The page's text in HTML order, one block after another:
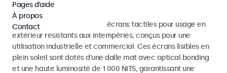
extérieur
Découvrez nos moniteurs et écrans tactiles pour usage en
extérieur résistants aux intempéries, conçus pour une
utilisation industrielle et commercial. Ces écrans lisibles en
plein soleil sont dotés d'une dalle mat avec optical bonding
et une haute luminosité de 1 000 NITS, garantissant une
Pages d’aide
À propos
Contact